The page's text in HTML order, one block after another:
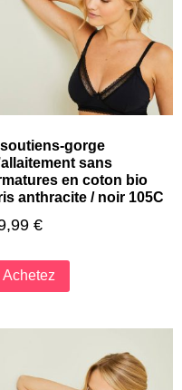
gorge
sans
en coton bio
anthracite / noir 105C
€
Achetez